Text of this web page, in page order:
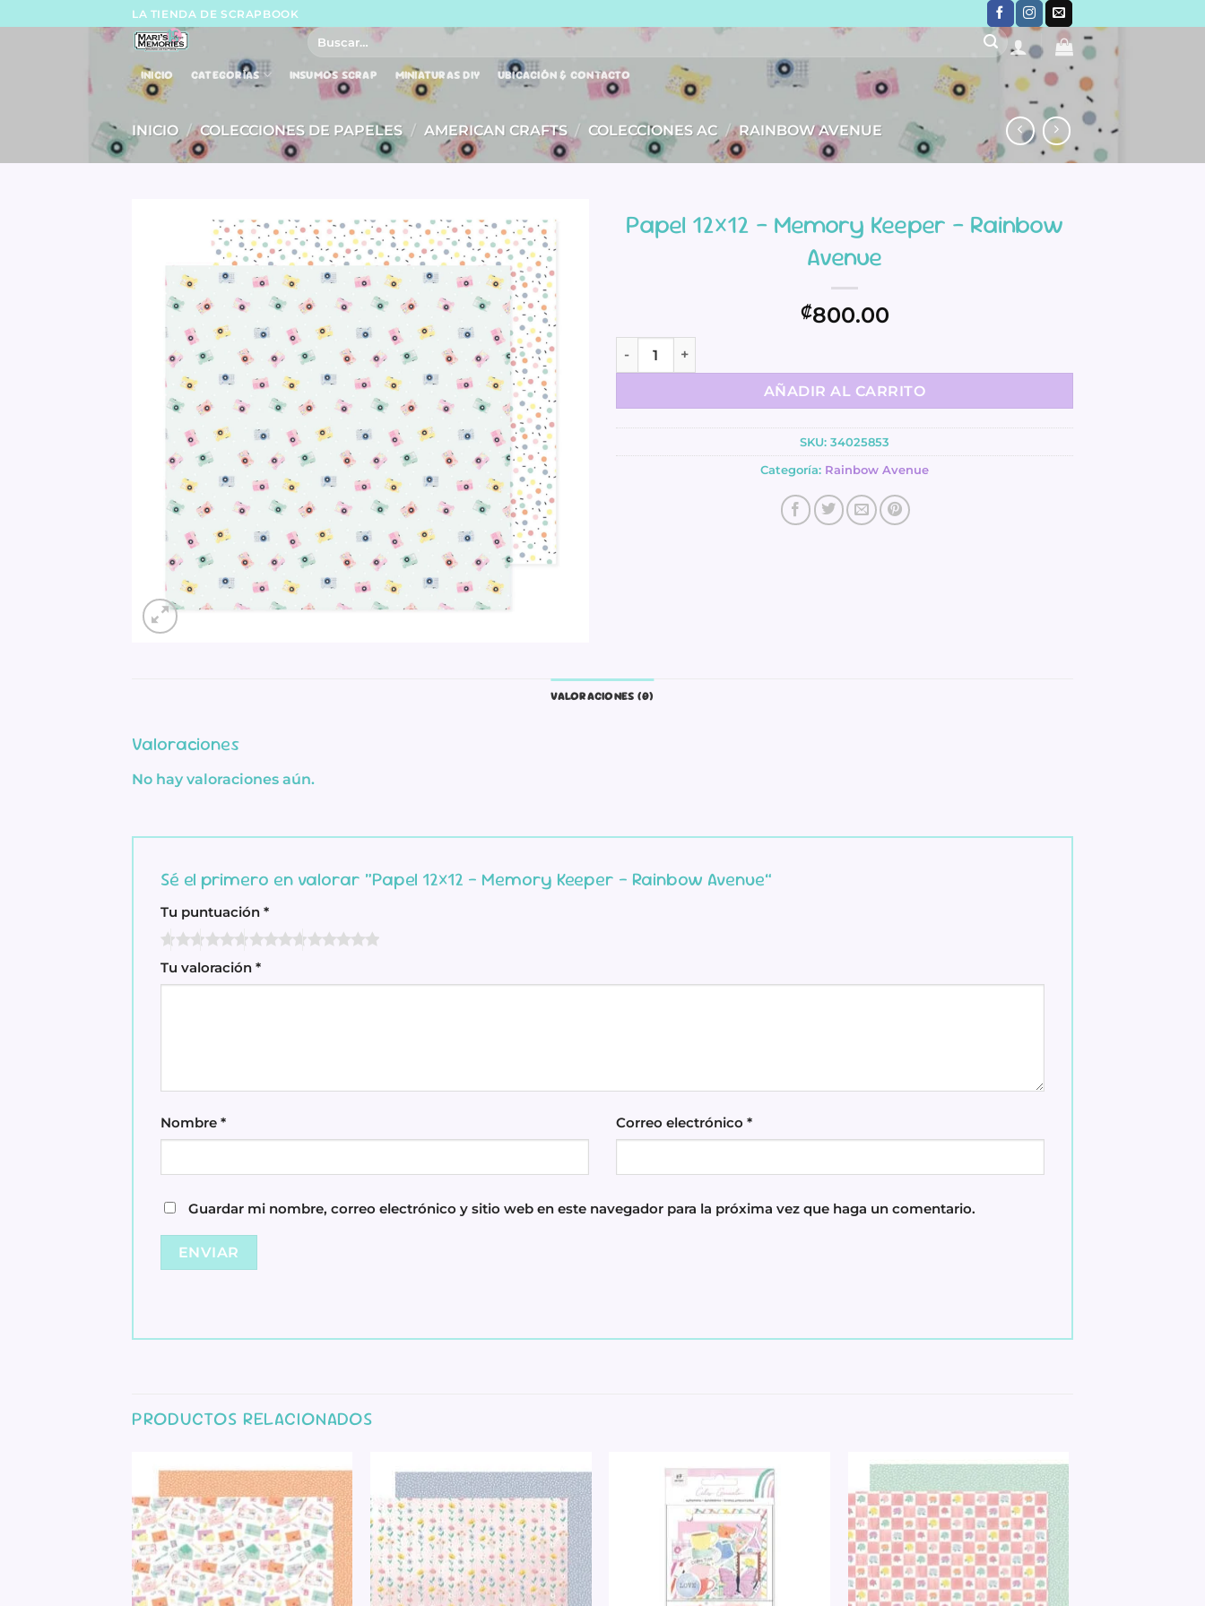
LA TIENDA DE SCRAPBOOK
Buscar
INICIO CATEGORÍAS INSUMOS SCRAP MINIATURAS DIY UBICACIÓN & CONTACTO
INICIO / COLECCIONES DE PAPELES / AMERICAN CRAFTS / COLECCIONES AC / RAINBOW AVENUE
Papel 12×12 – Memory Keeper – Rainbow
Avenue
₡800.00
AÑADIR AL CARRITO
SKU: 34025853
Categoría: Rainbow Avenue
VALORACIONES (0)
Valoraciones
No hay valoraciones aún.
Sé el primero en valorar “Papel 12×12 – Memory Keeper – Rainbow Avenue”
Tu puntuación *
Tu valoración *
Nombre * Correo electrónico *
Guardar mi nombre, correo electrónico y sitio web en este navegador para la próxima vez que haga un comentario.
PRODUCTOS RELACIONADOS